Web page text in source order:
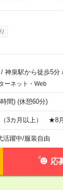
神泉駅から徒歩5分
ーネット・Web
間) (休憩60分)
（3カ月以上） ★8
活躍中/服装自由
応